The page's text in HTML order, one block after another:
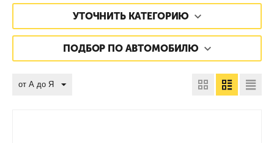
УТОЧНИТЬ КАТЕГОРИЮ
ПОДБОР ПО АВТОМОБИЛЮ
от А до Я